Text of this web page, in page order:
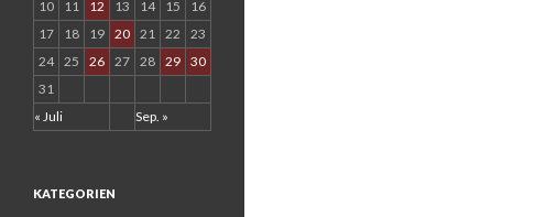
10
11 12 13 14 15
16
17
18 19 20 21 22
23
24 25 26 27 28 29 30
31
« Juli
Sep. »
KATEGORIEN